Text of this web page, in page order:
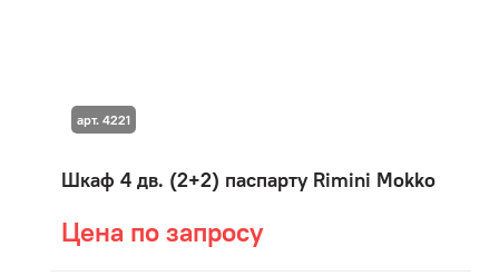
Шкаф 4 дв. (2+2) паспарту Rimini Mokko
Цена по запросу
арт. 4221